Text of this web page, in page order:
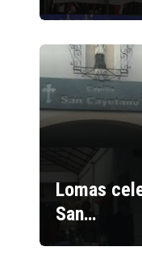
Lomas
San…